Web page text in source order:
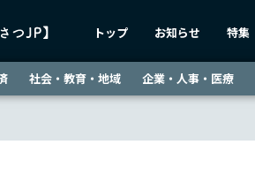
トップ お知らせ 特集
社会・教育・地域 企業・人事・医療